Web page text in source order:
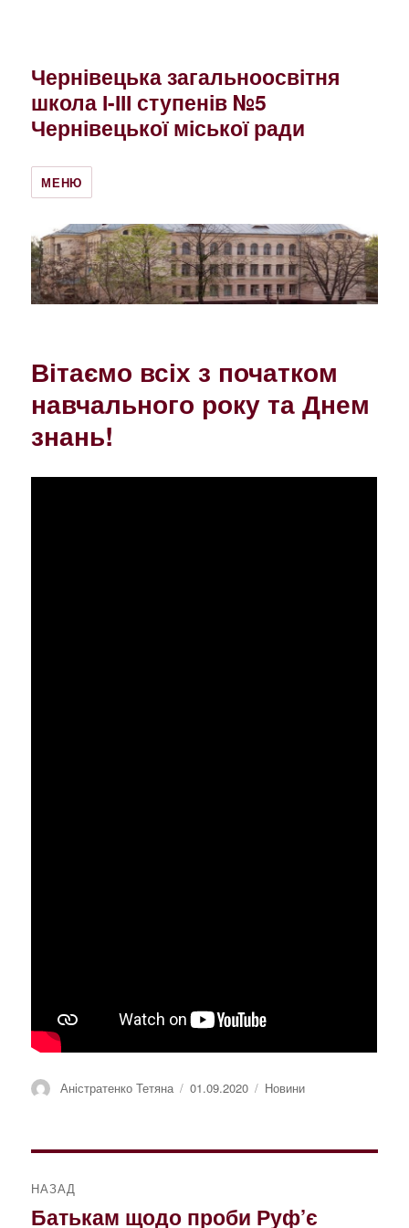
Чернівецька загальноосвітня
школа І-ІІІ ступенів №5
Чернівецької міської ради
МЕНЮ
Вітаємо всіх з початком
навчального року та Днем
знань!
Автор
Аністратенко Тетяна Оприлюднено
01.09.2020 Категорії
Новини
записів
НАЗАД
Попередній
Батькам щодо проби Руф’є